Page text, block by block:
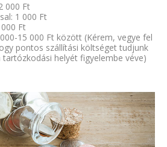
000 Ft
1 000 Ft
Ft
15 000 Ft között (Kérem, vegye fel
pontos szállítási költséget tudjunk
helyét figyelembe véve)